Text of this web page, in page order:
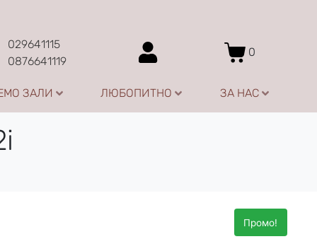
029641115
0876641119
0
ЗАЛИ ЛЮБОПИТНО ЗА НАС
Промо!